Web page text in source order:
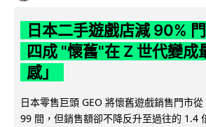
日本二手遊戲店減 90%
四成 "懷舊"在 Z 世代變成
感」
日本零售巨頭 GEO 將懷舊遊戲銷售門市
99 間，但銷售額卻不降反升至過往的 1.4